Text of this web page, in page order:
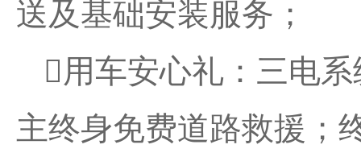
送及基础安装服务；
用车安心礼：三电
主终身免费道路救援；